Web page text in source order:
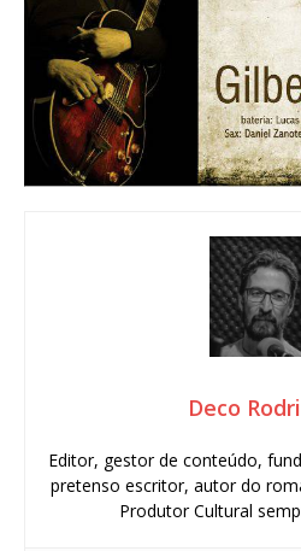
Deco
Editor, gestor de conteúdo,
pretenso escritor, autor do
Produtor Cultural